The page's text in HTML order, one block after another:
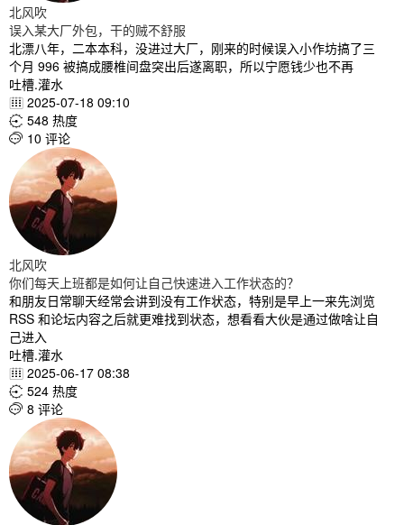
北风吹
误入某大厂外包，干的贼不舒服
北漂八年，二本本科，没进过大厂，刚来的时候误入小作坊搞了三
个月 996 被搞成腰椎间盘突出后遂离职，所以宁愿钱少也不再
吐槽.灌水
 2025-07-18 09:10
 548 热度
 10 评论
北风吹
你们每天上班都是如何让自己快速进入工作状态的？
和朋友日常聊天经常会讲到没有工作状态，特别是早上一来先浏览
RSS 和论坛内容之后就更难找到状态，想看看大伙是通过做啥让自
己进入
吐槽.灌水
 2025-06-17 08:38
 524 热度
 8 评论